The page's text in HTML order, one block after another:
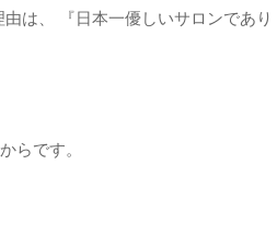
は、 『日本一優しいサロンであり
らです。